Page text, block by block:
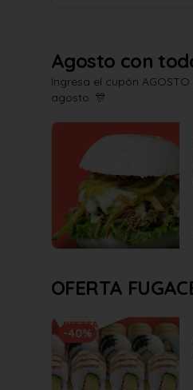
Agosto con
Ingresa el cupón
agosto. 🎊
OFERTA
-40%